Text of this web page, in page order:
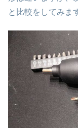
と比較をしてみま